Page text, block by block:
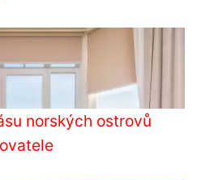
norských ostrovů